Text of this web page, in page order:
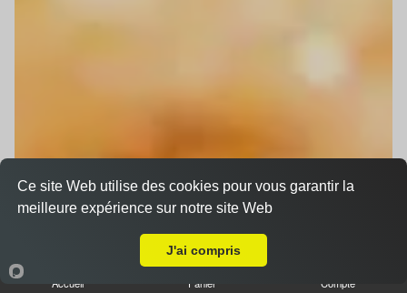
Accueil Panier Compte
Ce site Web utilise des cookies pour vous garantir la
meilleure expérience sur notre site Web
J'ai compris